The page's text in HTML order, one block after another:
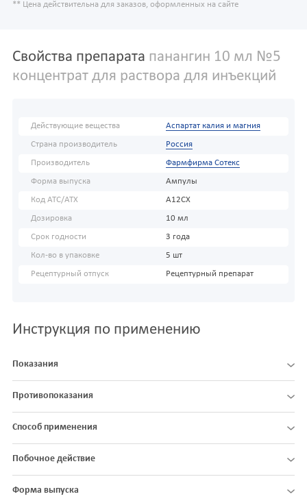
** Цена действительна для заказов, оформленных на сайте
Свойства препарата панангин 10 мл №5
концентрат для раствора для инъекций
Действующие вещества Аспартат калия и магния
Страна производитель Россия
Производитель Фармфирма Сотекс
Форма выпуска Ампулы
Код АТС/ATX A12CX
Дозировка 10 мл
Срок годности 3 года
Кол-во в упаковке 5 шт
Рецептурный отпуск Рецептурный препарат
Инструкция по применению
Показания
Противопоказания
Способ применения
Побочное действие
Форма выпуска